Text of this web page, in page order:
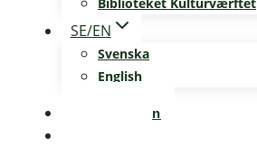
SE/EN
Svenska
English
Kalenderen